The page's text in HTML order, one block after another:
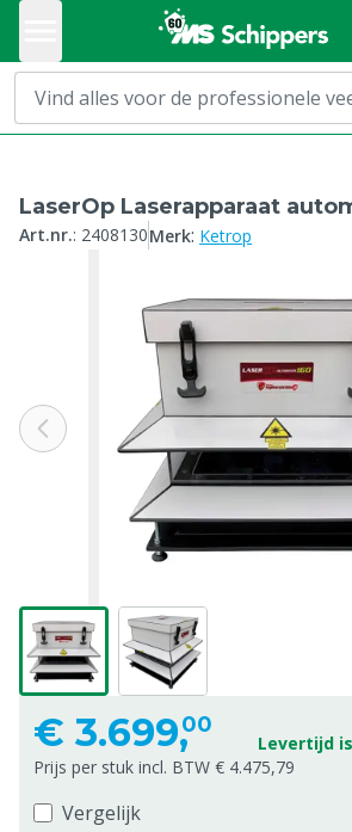
LaserOp Laserapparaat
Art.nr.: 2408130Merk: Ketrop
€ 3.699,00
Levertijd
Prijs per stuk incl. BTW € 4.475,79
Vergelijk